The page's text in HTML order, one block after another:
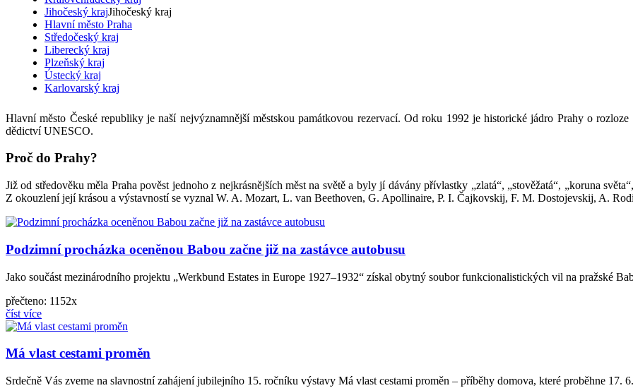
Jihočeský krajJihočeský kraj
Hlavní město Praha
Středočeský kraj
Liberecký kraj
Plzeňský kraj
Ústecký kraj
Karlovarský kraj
Hlavní město České republiky je naší nejvýznamnější městskou památkovou rezervací. Od roku 1992 je historické jádro Prahy o
dědictví UNESCO.
Proč do Prahy?
Již od středověku měla Praha pověst jednoho z nejkrásnějších měst na světě a byly jí dávány přívlastky „zlatá“, „stověžatá“, „koruna
Z okouzlení její krásou a výstavností se vyznal W. A. Mozart, L. van Beethoven, G. Apollinaire, P. I. Čajkovskij, F. M. Dostojevskij, A.
Podzimní procházka oceněnou Babou začne již na zastávce autobusu
Jako součást mezinárodního projektu „Werkbund Estates in Europe 1927–1932“ získal obytný soubor funkcionalistických vil na pražské
přečteno: 1152x
číst více
Má vlast cestami proměn
Srdečně Vás zveme na slavnostní zahájení jubilejního 15. ročníku výstavy Má vlast cestami proměn – příběhy domova, které proběhne 17.